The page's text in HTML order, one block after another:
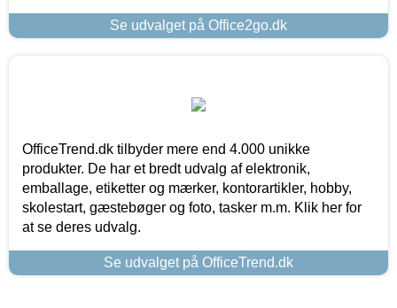
Se udvalget på Office2go.dk
OfficeTrend.dk tilbyder mere end 4.000 unikke
produkter. De har et bredt udvalg af elektronik,
emballage, etiketter og mærker, kontorartikler, hobby,
skolestart, gæstebøger og foto, tasker m.m. Klik her for
at se deres udvalg.
Se udvalget på OfficeTrend.dk